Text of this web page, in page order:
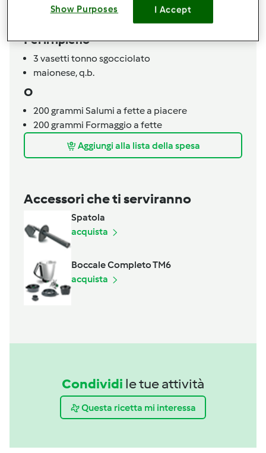
grammifarina
Per il ripieno
3 vasetti tonno sgocciolato
maionese, q.b.
O
200grammi Salumi a fette a piacere
200grammi Formaggio a fette
Aggiungi alla lista della spesa
Accessori che ti serviranno
Spatola
acquista
Boccale Completo TM6
acquista
Condividi le tue attività
Questa ricetta mi interessa
Show Purposes I Accept